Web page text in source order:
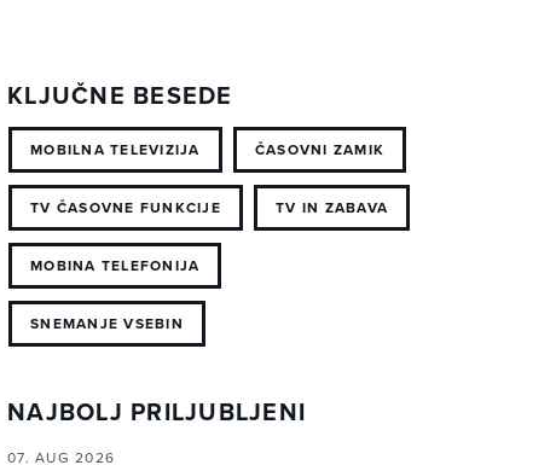
KLJUČNE BESEDE
MOBILNA TELEVIZIJA ČASOVNI ZAMIK
TV ČASOVNE FUNKCIJE TV IN ZABAVA
MOBINA TELEFONIJA
SNEMANJE VSEBIN
NAJBOLJ PRILJUBLJENI
07. AUG 2026